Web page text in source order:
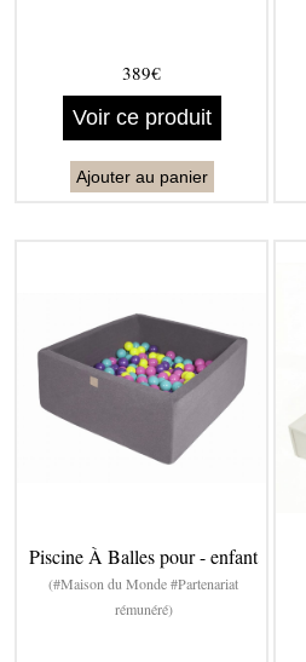
389€
Voir ce produit
Ajouter au panier
Piscine À Balles pour - enfant
(#Maison du Monde #Partenariat
rémunéré)